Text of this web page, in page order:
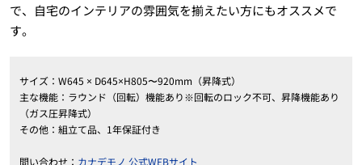
で、自宅のインテリアの雰囲気を揃えたい方にもオススメで
す。
サイズ：W645 × D645×H805〜920mm（昇降式）
主な機能：ラウンド（回転）機能あり※回転のロック不可、昇降機能あり
（ガス圧昇降式）
その他：組立て品、1年保証付き
問い合わせ： カナデモノ 公式WEBサイト